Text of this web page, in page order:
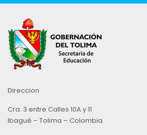
Direccion
Cra. 3 entre Calles 10A y 11
Ibagué – Tolima – Colombia